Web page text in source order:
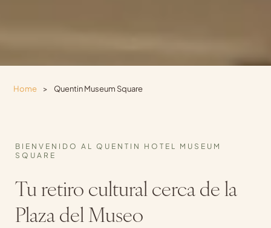
Home > Quentin Museum Square
Tu retiro cultural cerca de la
Plaza del Museo
BIENVENIDO AL QUENTIN HOTEL MUSEUM
SQUARE